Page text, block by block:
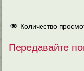
Количество
Передавайте